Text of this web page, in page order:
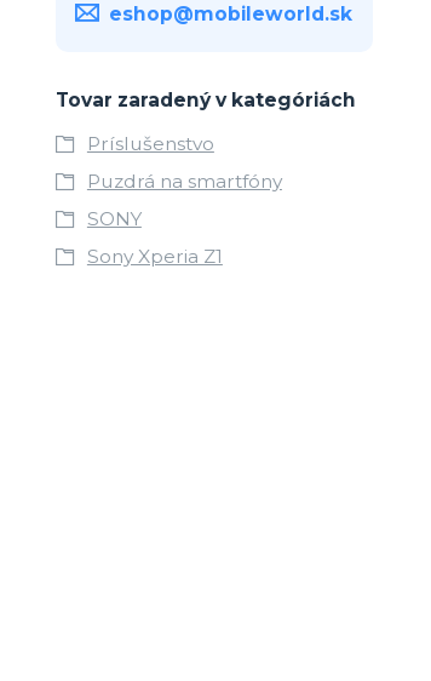
eshop@mobileworld.sk
Tovar zaradený v kategóriách
Príslušenstvo
Puzdrá na smartfóny
SONY
Sony Xperia Z1